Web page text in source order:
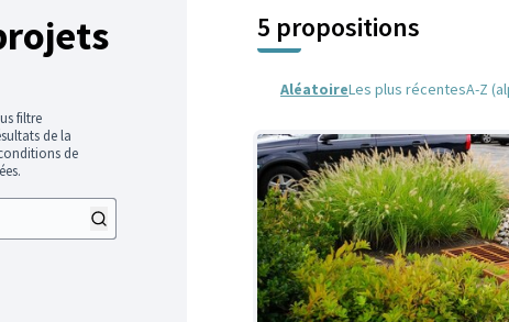
filtre
de la
de
5 propositions
AléatoireLes plus récentesA-Z